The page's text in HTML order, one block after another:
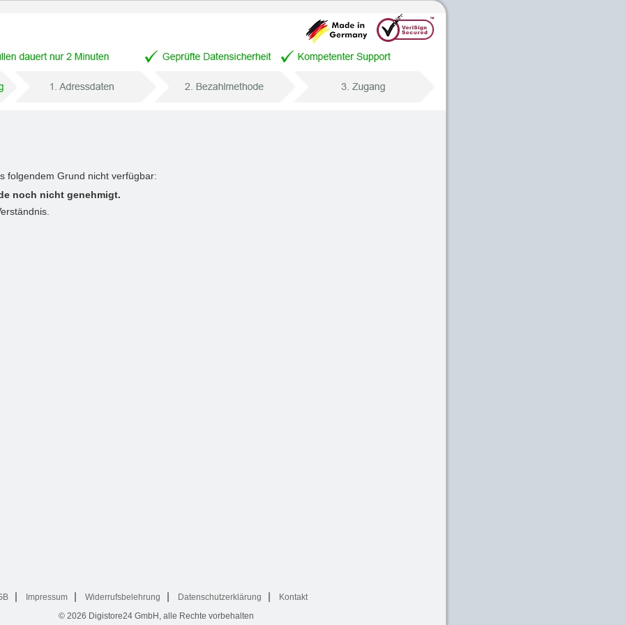
folgendem Grund nicht verfügbar:
noch nicht genehmigt.
Impressum Widerrufsbelehrung Datenschutzerklärung
Kontakt
© 2026 Digistore24 GmbH, alle Rechte vorbehalten